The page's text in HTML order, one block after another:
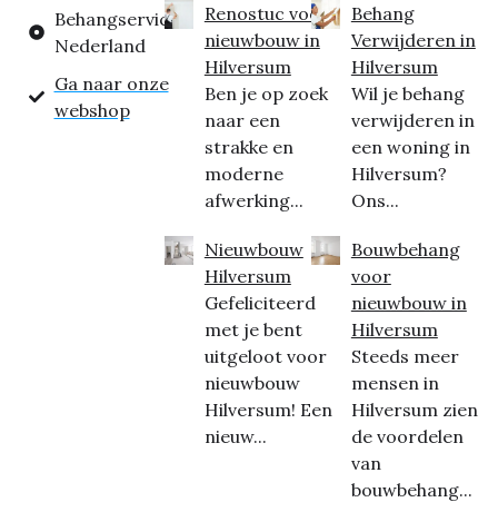
Behangservice
Nederland
Ga naar onze
webshop
Renostuc voor
nieuwbouw in
Hilversum
Ben je op zoek
naar een
strakke en
moderne
afwerking...
Nieuwbouw
Hilversum
Gefeliciteerd
met je bent
uitgeloot voor
nieuwbouw
Hilversum! Een
nieuw...
Behang
Verwijderen in
Hilversum
Wil je behang
verwijderen in
een woning in
Hilversum?
Ons...
Bouwbehang
voor
nieuwbouw in
Hilversum
Steeds meer
mensen in
Hilversum zien
de voordelen
van
bouwbehang...